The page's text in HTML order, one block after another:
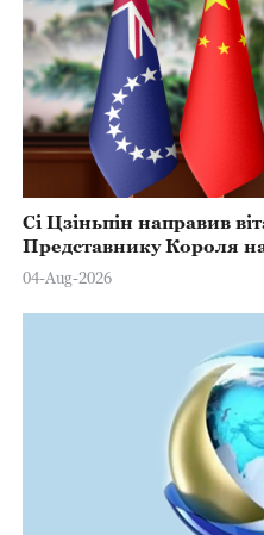
Сі Цзіньпін направив
Представнику Короля
Марстерсу з нагоди Дня
04-Aug-2026